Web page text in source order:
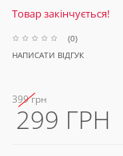
Товар закінчується!
(0)
НАПИСАТИ ВІДГУК
399 грн
299 ГРН